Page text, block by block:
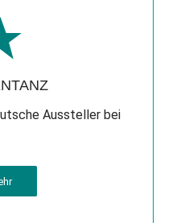
Aussteller bei